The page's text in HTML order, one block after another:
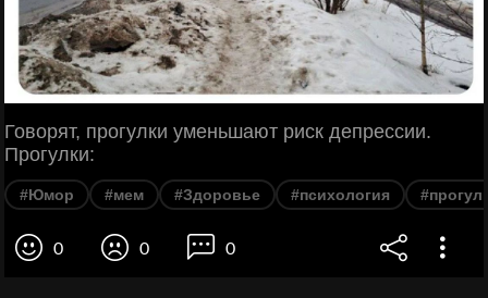
Говорят, прогулки уменьшают риск депрессии.
Прогулки:
#Юмор #мем #Здоровье #психология
0 0 0